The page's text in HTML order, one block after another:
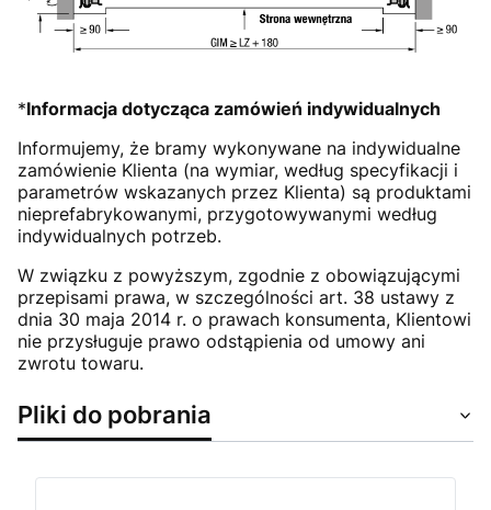
*Informacja dotycząca zamówień indywidualnych
Informujemy, że bramy wykonywane na indywidualne
zamówienie Klienta (na wymiar, według specyfikacji i
parametrów wskazanych przez Klienta) są produktami
nieprefabrykowanymi, przygotowywanymi według
indywidualnych potrzeb.
W związku z powyższym, zgodnie z obowiązującymi
przepisami prawa, w szczególności art. 38 ustawy z
dnia 30 maja 2014 r. o prawach konsumenta, Klientowi
nie przysługuje prawo odstąpienia od umowy ani
zwrotu towaru.
Pliki do pobrania